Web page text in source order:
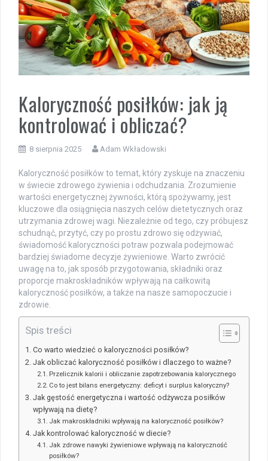
Kaloryczność posiłków: jak ją
kontrolować i obliczać?
8 sierpnia 2025 Adam Wkładowski
Kaloryczność posiłków to temat, który zyskuje na znaczeniu
w świecie zdrowego żywienia i odchudzania. Zrozumienie
wartości energetycznej żywności, którą spożywamy, jest
kluczowe dla osiągnięcia naszych celów dietetycznych oraz
utrzymania zdrowej wagi. Niezależnie od tego, czy próbujesz
schudnąć, przytyć, czy po prostu zdrowo się odżywiać,
świadomość kaloryczności potraw pozwala podejmować
bardziej świadome decyzje żywieniowe. Warto zwrócić
uwagę na to, jak sposób przygotowania, składniki oraz
proporcje makroskładników wpływają na całkowitą
kaloryczność posiłków, a także na nasze samopoczucie i
zdrowie.
Spis treści
Co warto wiedzieć o kaloryczności posiłków?
Jak obliczać kaloryczność posiłków i dlaczego to ważne?
Przelicznik kalorii i obliczanie zapotrzebowania kalorycznego
Co to jest bilans energetyczny: deficyt i surplus kaloryczny?
Jak gęstość energetyczna i wartość odżywcza posiłków
wpływają na dietę?
Jak makroskładniki wpływają na kaloryczność posiłków?
Jak kontrolować kaloryczność w diecie?
Jak zdrowe nawyki żywieniowe wpływają na kaloryczność
posiłków?